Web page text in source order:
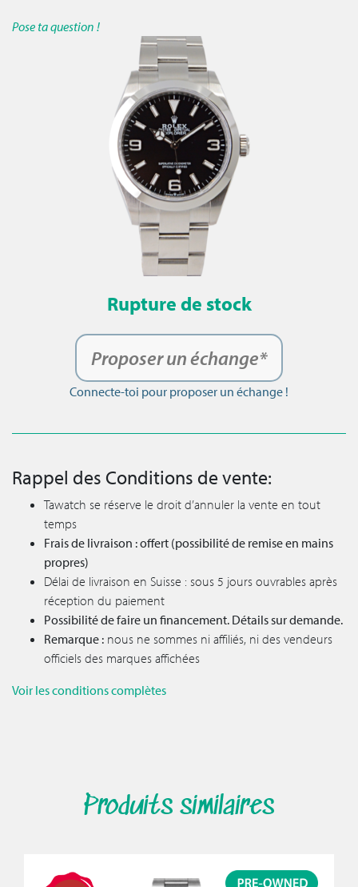
Pose ta question !
Rupture de stock
Proposer un échange*
Connecte-toi pour proposer un échange !
Rappel des Conditions de vente:
Tawatch se réserve le droit d’annuler la vente en tout
temps
Frais de livraison : offert (possibilité de remise en mains
propres)
Délai de livraison en Suisse : sous 5 jours ouvrables après
réception du paiement
Possibilité de faire un financement. Détails sur demande.
Remarque : nous ne sommes ni affiliés, ni des vendeurs
officiels des marques affichées
Voir les conditions complètes
Produits similaires